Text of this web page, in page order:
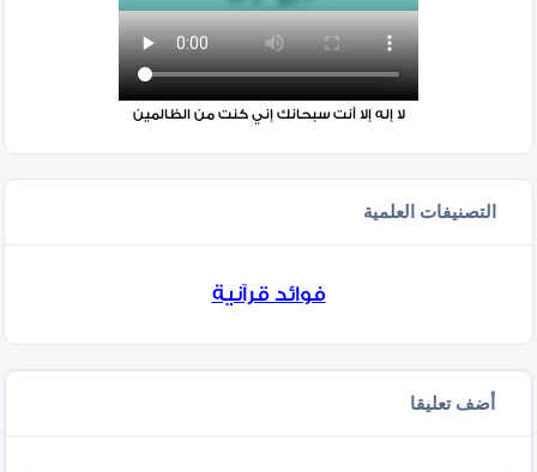
لا إله إلا أنت سبحانك إني كنت من الظالمين
التصنيفات العلمية
فوائد قرآنية
أضف تعليقا